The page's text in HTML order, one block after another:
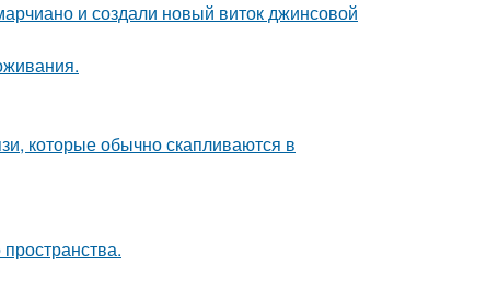
и создали новый виток джинсовой
которые обычно скапливаются в